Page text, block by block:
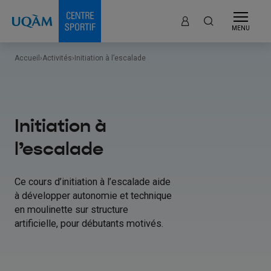
MENU
Accueil ›Activités› Initiation à l’escalade
Initiation à
l’escalade
Ce cours d’initiation à l’escalade aide
à développer autonomie et technique
en moulinette sur structure
artificielle, pour débutants motivés.